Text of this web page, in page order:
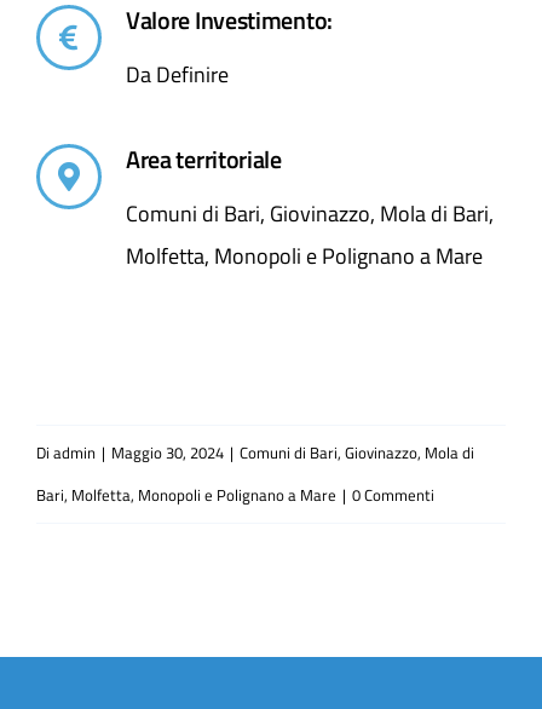
Valore Investimento:
Da Definire
Area territoriale
Comuni di Bari, Giovinazzo, Mola di Bari,
Molfetta, Monopoli e Polignano a Mare
Di admin | Maggio 30, 2024 | Comuni di Bari, Giovinazzo, Mola di
Bari, Molfetta, Monopoli e Polignano a Mare | 0 Commenti